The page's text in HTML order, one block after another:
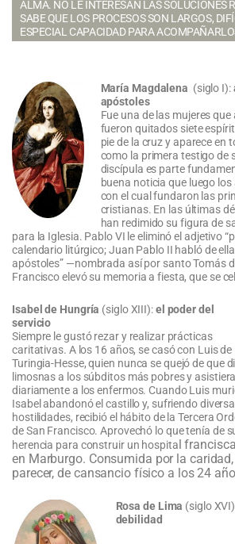
ALMA. NO LE INTERESAN LAS SOLUCIONES
SABE QUE LOS PROCESOS SON LARGOS,
ESPECIAL CAPACIDAD PARA
María Magdalena (siglo I):
apóstoles
Fue una de las mujeres
fueron quitados siete
pie de la cruz y aparece en
como la primera testigo de
discípula es parte
buena noticia que luego
con el cual fundaron las
cristianas. En las últimas
han redimido su figura de
para la Iglesia. Pablo VI le eliminó el adjetivo
calendario litúrgico; Juan Pablo II habló de
apóstoles” —nombrada así por santo Tomás
Francisco elevó su memoria a fiesta, que se
Isabel de Hungría (siglo XIII):el poder del
servicio
Siempre le gustó rezar y realizar prácticas
caritativas. A los 16 años, se casó con Luis de
Turingia-Hesse, quien nunca se quejó de que
limosnas a los súbditos más pobres y asistiera
diariamente a los enfermos. Cuando Luis
Isabel abandonó el castillo y, sufriendo
hostilidades, recibió el hábito de la Tercera
de San Francisco. Aprovechó lo que tenía de
herencia para construir un hospital
en Marburgo. Consumida por la
parecer, de cansancio físico a los 24
Rosa de Lima (siglo
debilidad